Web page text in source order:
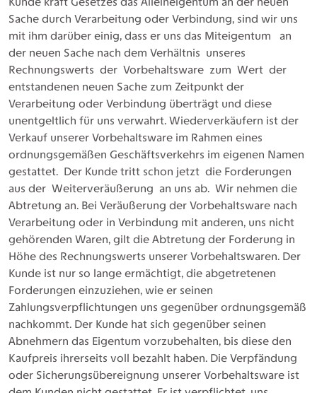
Sache durch Verarbeitung oder Verbindung, sind wir uns
mit ihm darüber einig, dass er uns das Miteigentum an
der neuen Sache nach dem Verhältnis unseres
Rechnungswerts der Vorbehaltsware zum Wert der
entstandenen neuen Sache zum Zeitpunkt der
Verarbeitung oder Verbindung überträgt und diese
unentgeltlich für uns verwahrt. Wiederverkäufern ist der
Verkauf unserer Vorbehaltsware im Rahmen eines
ordnungsgemäßen Geschäftsverkehrs im eigenen Namen
gestattet. Der Kunde tritt schon jetzt die Forderungen
aus der Weiterveräußerung an uns ab. Wir nehmen die
Abtretung an. Bei Veräußerung der Vorbehaltsware nach
Verarbeitung oder in Verbindung mit anderen, uns nicht
gehörenden Waren, gilt die Abtretung der Forderung in
Höhe des Rechnungswerts unserer Vorbehaltswaren. Der
Kunde ist nur so lange ermächtigt, die abgetretenen
Forderungen einzuziehen, wie er seinen
Zahlungsverpflichtungen uns gegenüber ordnungsgemäß
nachkommt. Der Kunde hat sich gegenüber seinen
Abnehmern das Eigentum vorzubehalten, bis diese den
Kaufpreis ihrerseits voll bezahlt haben. Die Verpfändung
oder Sicherungsübereignung unserer Vorbehaltsware ist